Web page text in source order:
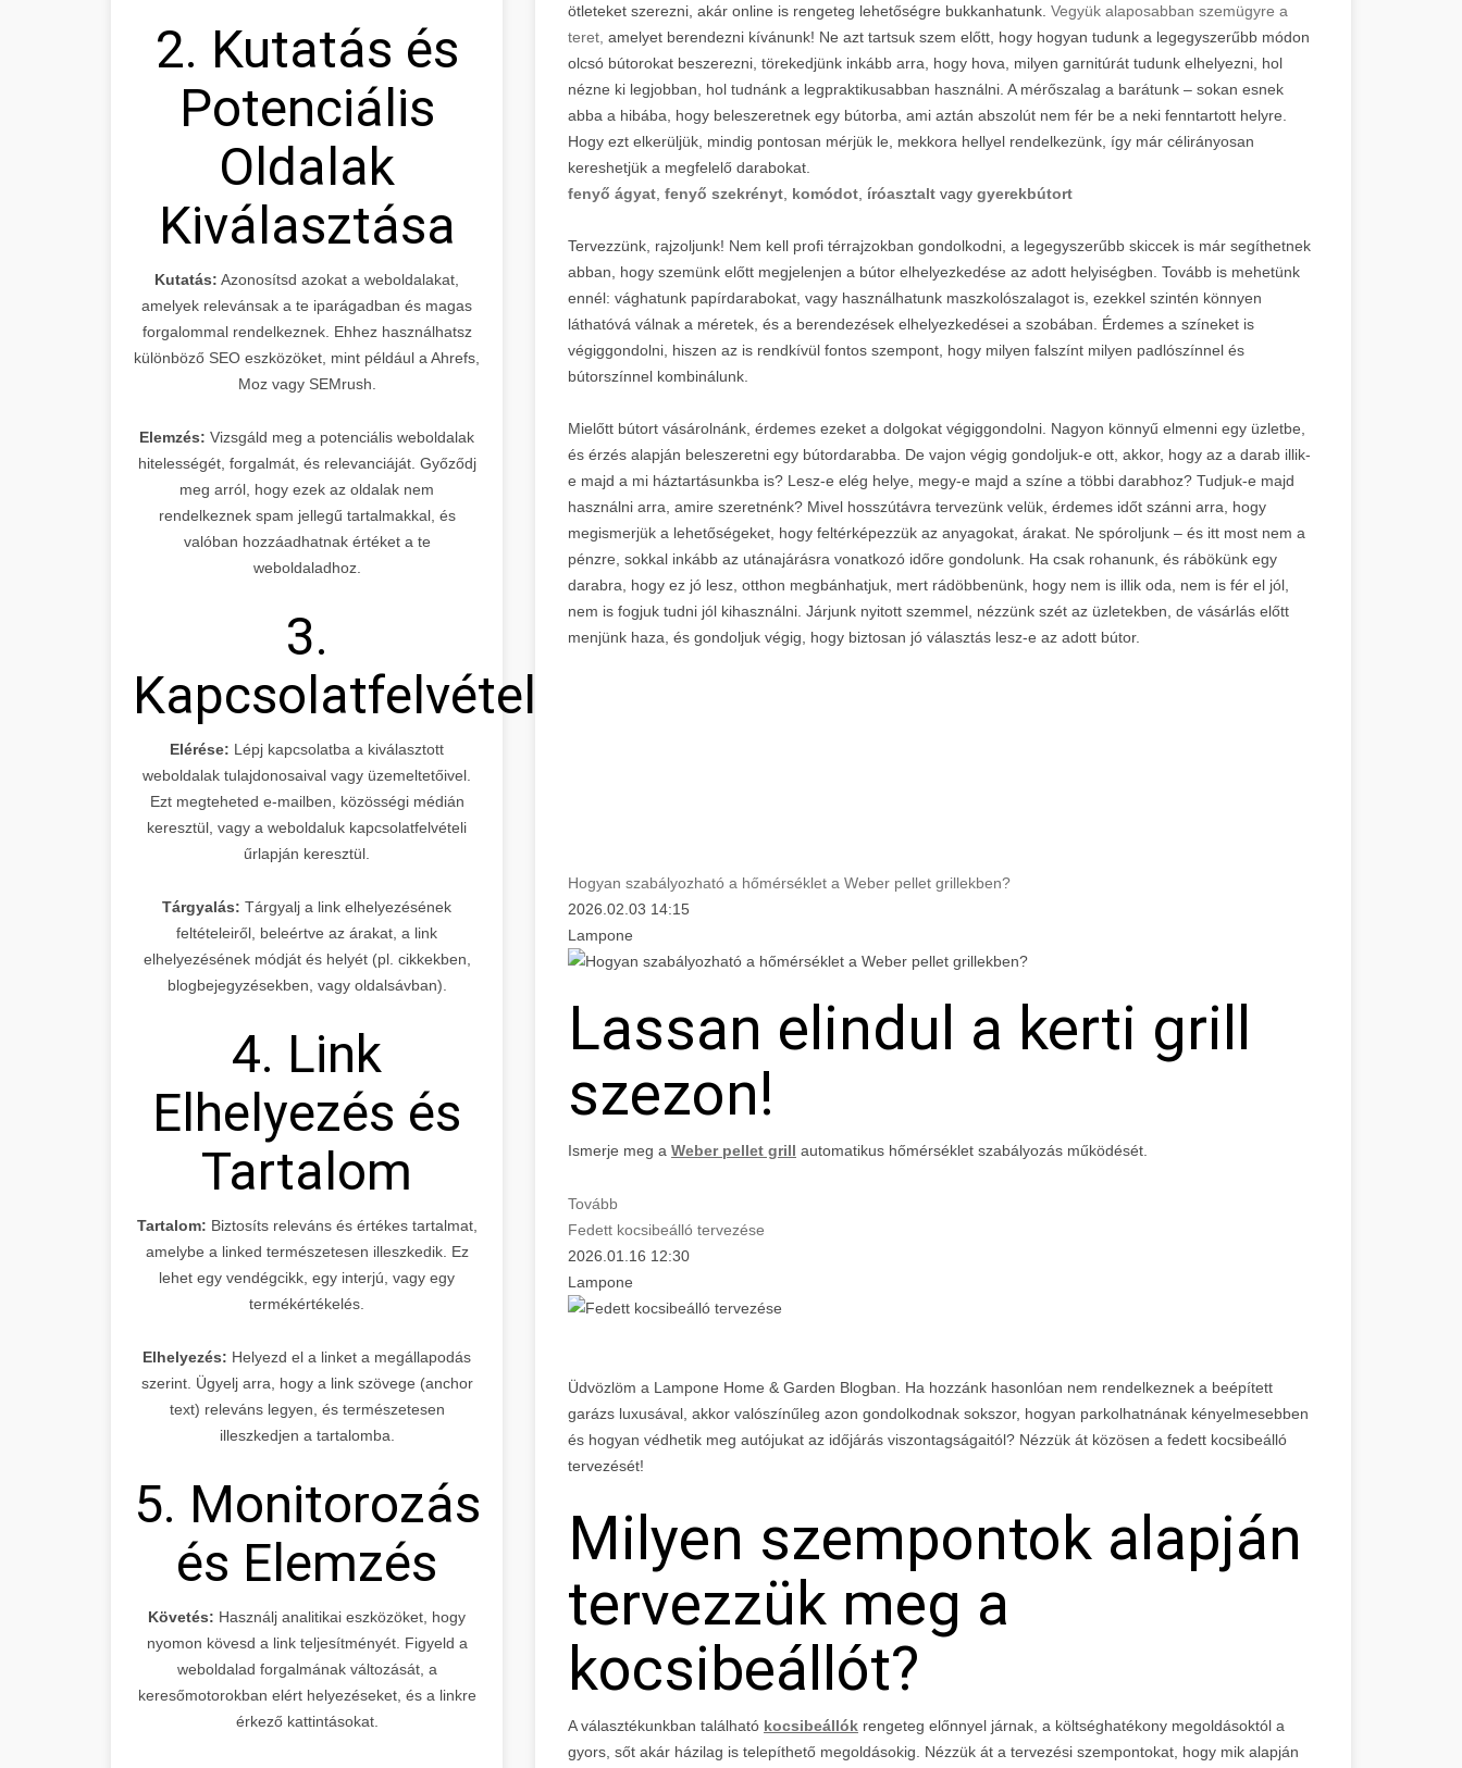
2. Kutatás és
Potenciális
Oldalak
Kiválasztása
Kutatás: Azonosítsd azokat a weboldalakat,
amelyek relevánsak a te iparágadban és magas
forgalommal rendelkeznek. Ehhez használhatsz
különböző SEO eszközöket, mint például a Ahrefs,
Moz vagy SEMrush.
Elemzés: Vizsgáld meg a potenciális weboldalak
hitelességét, forgalmát, és relevanciáját. Győződj
meg arról, hogy ezek az oldalak nem
rendelkeznek spam jellegű tartalmakkal, és
valóban hozzáadhatnak értéket a te
weboldaladhoz.
3.
Kapcsolatfelvétel
Elérése: Lépj kapcsolatba a kiválasztott
weboldalak tulajdonosaival vagy üzemeltetőivel.
Ezt megteheted e-mailben, közösségi médián
keresztül, vagy a weboldaluk kapcsolatfelvételi
űrlapján keresztül.
Tárgyalás: Tárgyalj a link elhelyezésének
feltételeiről, beleértve az árakat, a link
elhelyezésének módját és helyét (pl. cikkekben,
blogbejegyzésekben, vagy oldalsávban).
4. Link
Elhelyezés és
Tartalom
Tartalom: Biztosíts releváns és értékes tartalmat,
amelybe a linked természetesen illeszkedik. Ez
lehet egy vendégcikk, egy interjú, vagy egy
termékértékelés.
Elhelyezés: Helyezd el a linket a megállapodás
szerint. Ügyelj arra, hogy a link szövege (anchor
text) releváns legyen, és természetesen
illeszkedjen a tartalomba.
5. Monitorozás
és Elemzés
Követés: Használj analitikai eszközöket, hogy
nyomon kövesd a link teljesítményét. Figyeld a
weboldalad forgalmának változását, a
keresőmotorokban elért helyezéseket, és a linkre
érkező kattintásokat.
ötleteket szerezni, akár online is rengeteg lehetőségre bukkanhatunk. Vegyük alaposabban szemügyre a
teret, amelyet berendezni kívánunk! Ne azt tartsuk szem előtt, hogy hogyan tudunk a legegyszerűbb módon
olcsó bútorokat beszerezni, törekedjünk inkább arra, hogy hova, milyen garnitúrát tudunk elhelyezni, hol
nézne ki legjobban, hol tudnánk a legpraktikusabban használni. A mérőszalag a barátunk – sokan esnek
abba a hibába, hogy beleszeretnek egy bútorba, ami aztán abszolút nem fér be a neki fenntartott helyre.
Hogy ezt elkerüljük, mindig pontosan mérjük le, mekkora hellyel rendelkezünk, így már célirányosan
kereshetjük a megfelelő darabokat.
fenyő ágyat fenyő szekrényt komódot íróasztalt vagy gyerekbútort
Tervezzünk, rajzoljunk! Nem kell profi térrajzokban gondolkodni, a legegyszerűbb skiccek is már segíthetnek
abban, hogy szemünk előtt megjelenjen a bútor elhelyezkedése az adott helyiségben. Tovább is mehetünk
ennél: vághatunk papírdarabokat, vagy használhatunk maszkolószalagot is, ezekkel szintén könnyen
láthatóvá válnak a méretek, és a berendezések elhelyezkedései a szobában. Érdemes a színeket is
végiggondolni, hiszen az is rendkívül fontos szempont, hogy milyen falszínt milyen padlószínnel és
bútorszínnel kombinálunk.
Mielőtt bútort vásárolnánk, érdemes ezeket a dolgokat végiggondolni. Nagyon könnyű elmenni egy üzletbe,
és érzés alapján beleszeretni egy bútordarabba. De vajon végig gondoljuk-e ott, akkor, hogy az a darab illik-
e majd a mi háztartásunkba is? Lesz-e elég helye, megy-e majd a színe a többi darabhoz? Tudjuk-e majd
használni arra, amire szeretnénk? Mivel hosszútávra tervezünk velük, érdemes időt szánni arra, hogy
megismerjük a lehetőségeket, hogy feltérképezzük az anyagokat, árakat. Ne spóroljunk – és itt most nem a
pénzre, sokkal inkább az utánajárásra vonatkozó időre gondolunk. Ha csak rohanunk, és rábökünk egy
darabra, hogy ez jó lesz, otthon megbánhatjuk, mert rádöbbenünk, hogy nem is illik oda, nem is fér el jól,
nem is fogjuk tudni jól kihasználni. Járjunk nyitott szemmel, nézzünk szét az üzletekben, de vásárlás előtt
menjünk haza, és gondoljuk végig, hogy biztosan jó választás lesz-e az adott bútor.
Hogyan szabályozható a hőmérséklet a Weber pellet grillekben?
2026.02.03 14:15
Lampone
Lassan elindul a kerti grill
szezon!
Ismerje meg a Weber pellet grill automatikus hőmérséklet szabályozás működését.
Tovább
Fedett kocsibeálló tervezése
2026.01.16 12:30
Lampone
Üdvözlöm a Lampone Home & Garden Blogban. Ha hozzánk hasonlóan nem rendelkeznek a beépített
garázs luxusával, akkor valószínűleg azon gondolkodnak sokszor, hogyan parkolhatnának kényelmesebben
és hogyan védhetik meg autójukat az időjárás viszontagságaitól? Nézzük át közösen a fedett kocsibeálló
tervezését!
Milyen szempontok alapján
tervezzük meg a
kocsibeállót?
A választékunkban található kocsibeállók rengeteg előnnyel járnak, a költséghatékony megoldásoktól a
gyors, sőt akár házilag is telepíthető megoldásokig. Nézzük át a tervezési szempontokat, hogy mik alapján